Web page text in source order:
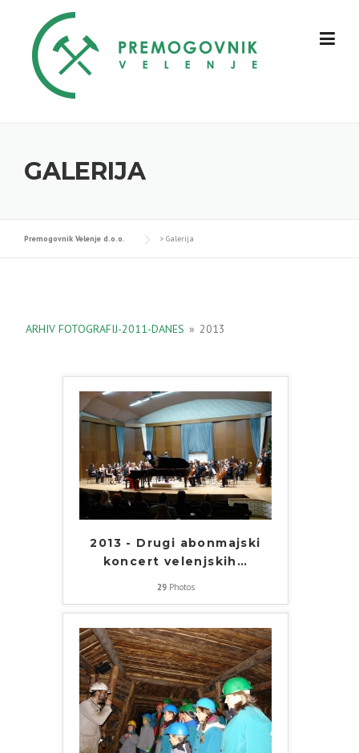
content
GALERIJA
Premogovnik Velenje d.o.o. > Galerija
ARHIV FOTOGRAFIJ-2011-DANES » 2013
2013 - Drugi abonmajski
koncert velenjskih …
29Photos